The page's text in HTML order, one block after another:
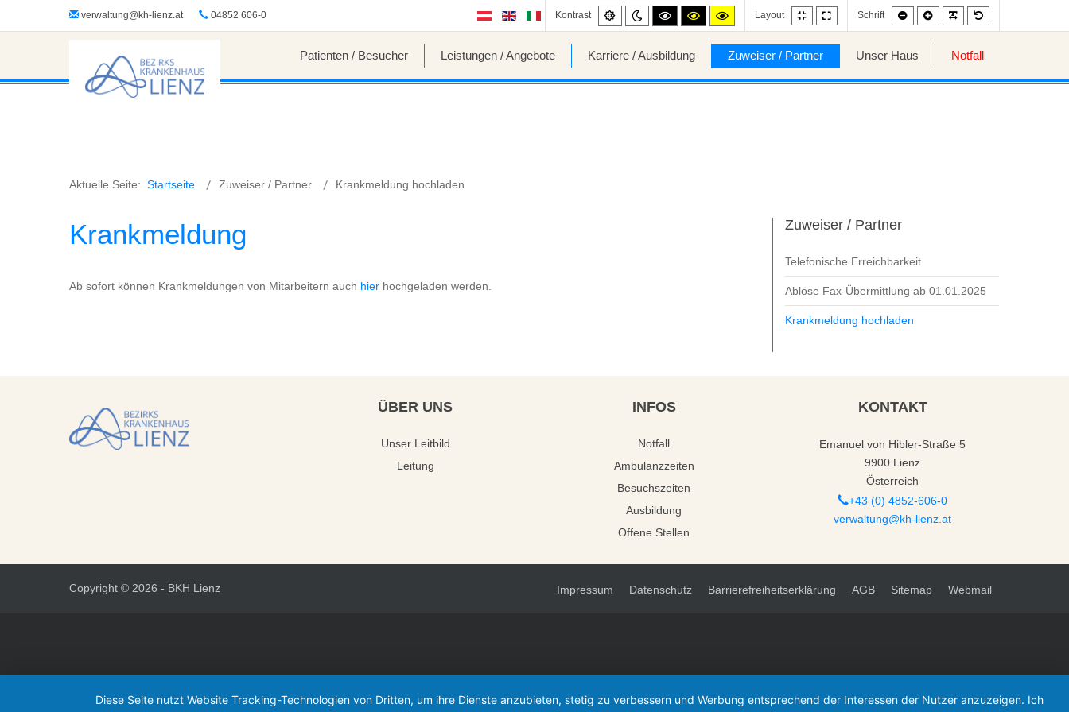
verwaltung@kh-lienz.at 04852 606-0 Kontrast Standard
Night
mode
High
contrast
mode.
High
contrast
mode.
High
contrast
mode.
Layout
Fixed
layout
Wide
layout
Schrift
Smaller
font
Larger
font
Patienten / Besucher Leistungen / Angebote Karriere / Ausbildung Zuweiser / Partner Unser Haus Notfall
Aktuelle Seite: Startseite Zuweiser / Partner Krankmeldung hochladen
Krankmeldung
Ab sofort können Krankmeldungen von Mitarbeitern auch hier hochgeladen werden.
Zuweiser / Partner
Telefonische Erreichbarkeit
Ablöse Fax-Übermittlung ab 01.01.2025
Krankmeldung hochladen
ÜBER UNS
Unser Leitbild
Leitung
INFOS
Notfall
Ambulanzzeiten
Besuchszeiten
Ausbildung
Offene Stellen
KONTAKT
Emanuel von Hibler-Straße 5
9900 Lienz
Österreich
+43 (0) 4852-606-0
verwaltung@kh-lienz.at
Copyright © 2026 - BKH Lienz Impressum Datenschutz Barrierefreiheitserklärung AGB Sitemap Webmail
Diese Seite nutzt Website Tracking-Technologien von Dritten, um ihre Dienste anzubieten, stetig zu verbessern und Werbung entsprechend der Interessen der Nutzer anzuzeigen. Ich